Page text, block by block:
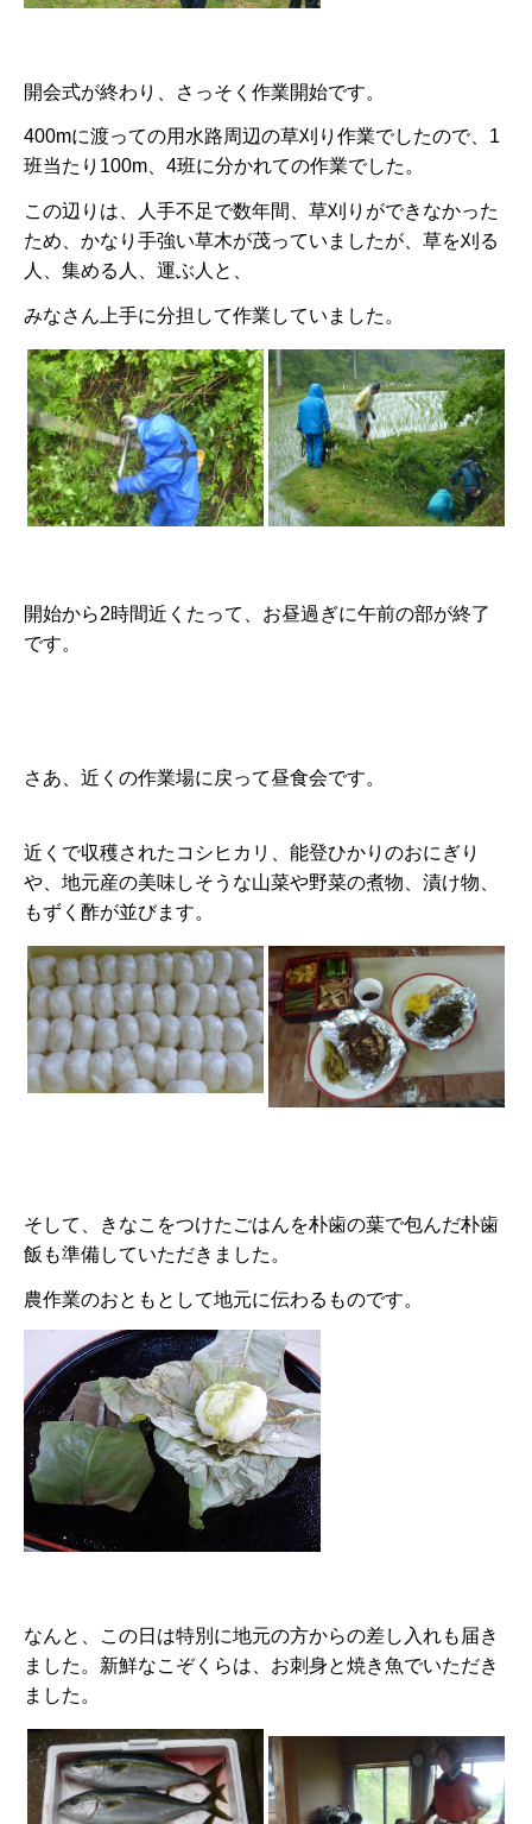
開会式が終わり、さっそく作業開始です。
400mに渡っての用水路周辺の草刈り作業でしたので、1
班当たり100m、4班に分かれての作業でした。
この辺りは、人手不足で数年間、草刈りができなかった
ため、かなり手強い草木が茂っていましたが、草を刈る
人、集める人、運ぶ人と、
みなさん上手に分担して作業していました。
開始から2時間近くたって、お昼過ぎに午前の部が終了
です。
さあ、近くの作業場に戻って昼食会です。
近くで収穫されたコシヒカリ、能登ひかりのおにぎり
や、地元産の美味しそうな山菜や野菜の煮物、漬け物、
もずく酢が並びます。
そして、きなこをつけたごはんを朴歯の葉で包んだ朴歯
飯も準備していただきました。
農作業のおともとして地元に伝わるものです。
なんと、この日は特別に地元の方からの差し入れも届き
ました。新鮮なこぞくらは、お刺身と焼き魚でいただき
ました。